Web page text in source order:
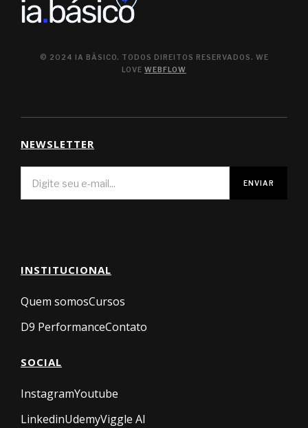
© 2024 IA BÁSICO. TODOS DIREITOS RESERVADOS. WE
LOVE WEBFLOW
NEWSLETTER
INSTITUCIONAL
Quem somosCursos
D9 PerformanceContato
SOCIAL
InstagramYoutube
LinkedinUdemyViggle AI